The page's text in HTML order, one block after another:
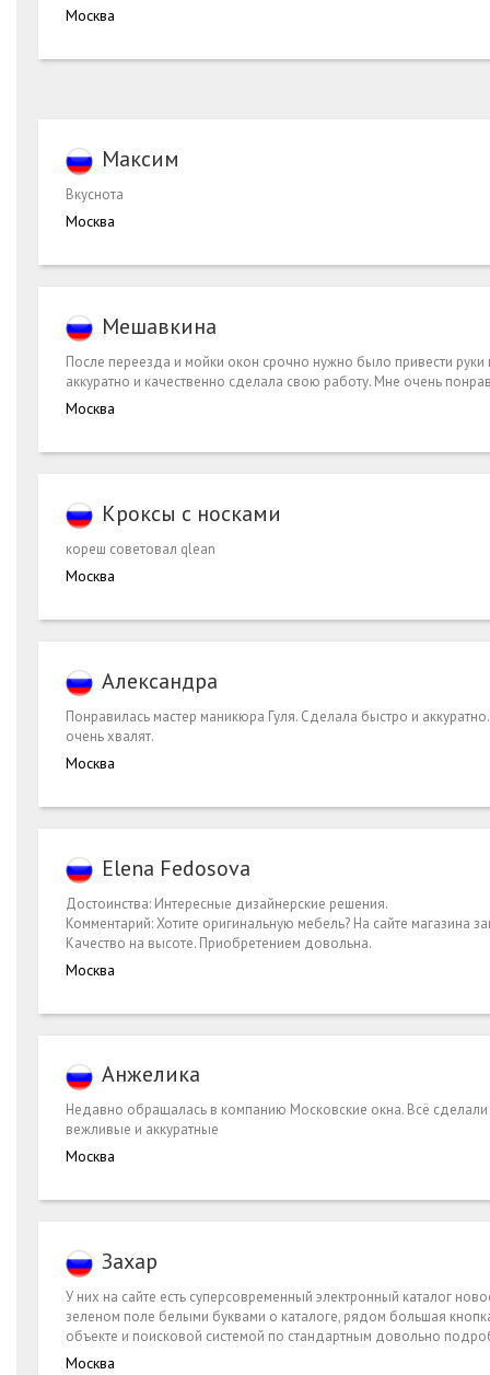
Москва
Максим
Вкуснота
Москва
Мешавкина
После переезда и мойки окон срочно нужно было привести
аккуратно и качественно сделала свою работу. Мне очень
Москва
Кроксы с носками
кореш советовал qlean
Москва
Александра
Понравилась мастер маникюра Гуля. Сделала быстро и
очень хвалят.
Москва
Elena Fedosova
Достоинства: Интересные дизайнерские решения.
Комментарий: Хотите оригинальную мебель? На сайте магазина
Качество на высоте. Приобретением довольна.
Москва
Анжелика
Недавно обращалась в компанию Московские окна. Всё
вежливые и аккуратные
Москва
Захар
У них на сайте есть суперсовременный электронный каталог
зеленом поле белыми буквами о каталоге, рядом большая
объекте и поисковой системой по стандартным довольно
Москва